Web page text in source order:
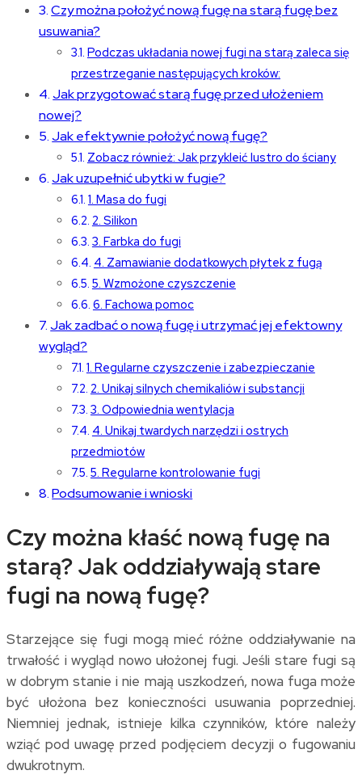
Czy można położyć nową fugę na starą fugę bez
usuwania?
Podczas układania nowej fugi na starą zaleca się
przestrzeganie następujących kroków:
Jak przygotować starą fugę przed ułożeniem
nowej?
Jak efektywnie położyć nową fugę?
Zobacz również: Jak przykleić lustro do ściany
Jak uzupełnić ubytki w fugie?
1. Masa do fugi
2. Silikon
3. Farbka do fugi
4. Zamawianie dodatkowych płytek z fugą
5. Wzmożone czyszczenie
6. Fachowa pomoc
Jak zadbać o nową fugę i utrzymać jej efektowny
wygląd?
1. Regularne czyszczenie i zabezpieczanie
2. Unikaj silnych chemikaliów i substancji
3. Odpowiednia wentylacja
4. Unikaj twardych narzędzi i ostrych
przedmiotów
5. Regularne kontrolowanie fugi
Podsumowanie i wnioski
Czy można kłaść nową fugę na
starą? Jak oddziaływają stare
fugi na nową fugę?
Starzejące się fugi mogą mieć różne oddziaływanie na
trwałość i wygląd nowo ułożonej fugi. Jeśli stare fugi są
w dobrym stanie i nie mają uszkodzeń, nowa fuga może
być ułożona bez konieczności usuwania poprzedniej.
Niemniej jednak, istnieje kilka czynników, które należy
wziąć pod uwagę przed podjęciem decyzji o fugowaniu
dwukrotnym.